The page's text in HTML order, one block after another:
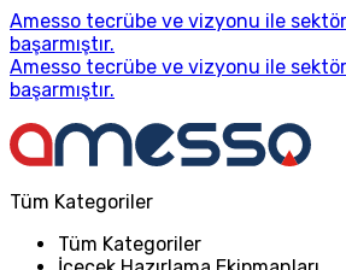
Amesso tecrübe ve vizyonu ile
başarmıştır.
Amesso tecrübe ve vizyonu ile
başarmıştır.
Tüm Kategoriler
Tüm Kategoriler